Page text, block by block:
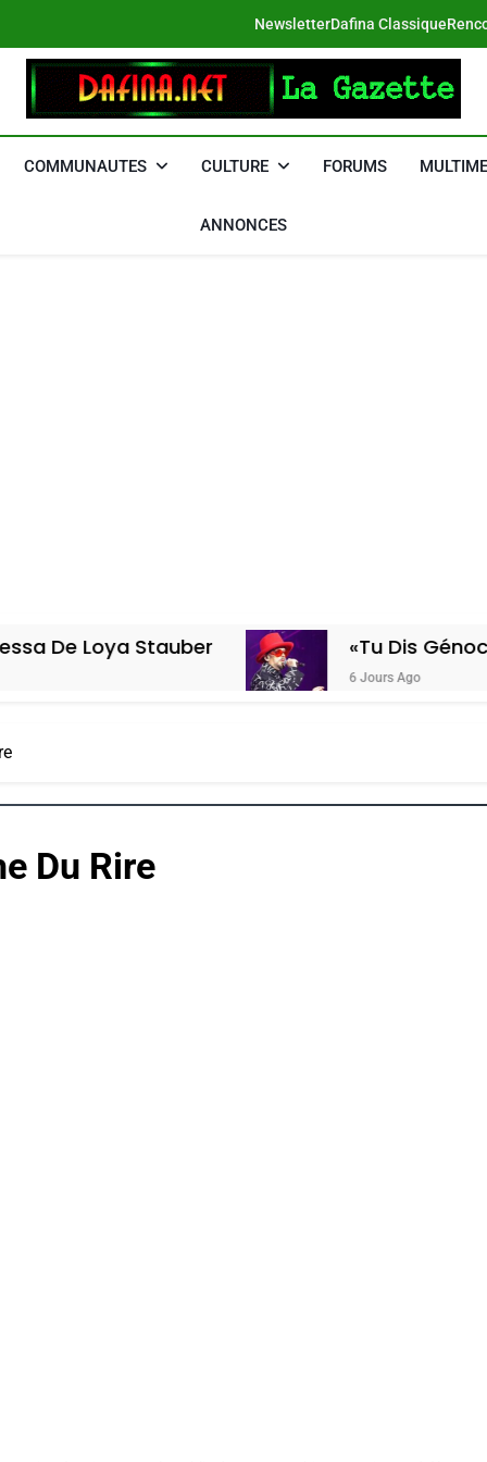
NewsletterDafina Classique
DAFINA
COMMUNAUTES CULTURE FORUMS
ANNONCES
Stauber «Tu Dis Génocide, Je
6 Jours Ago
Du Rire